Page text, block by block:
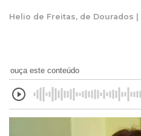
Helio de Freitas, de Dourados |
ouça este conteúdo